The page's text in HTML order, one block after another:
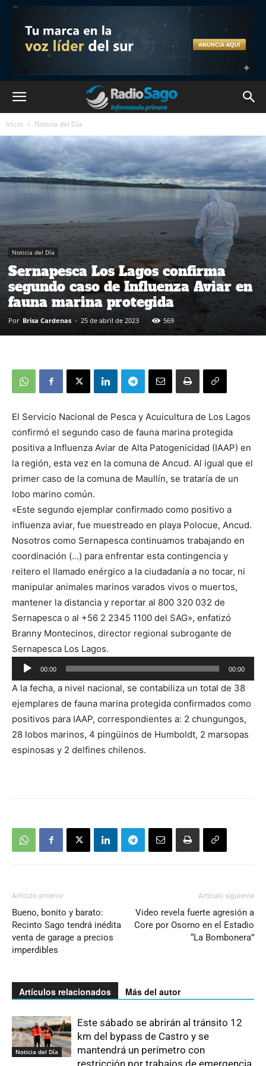
Inicio Noticia del Día
Noticia del Día
Sernapesca Los Lagos confirma
segundo caso de Influenza Aviar en
fauna marina protegida
Por Brisa Cardenas - 25 de abril de 2023 569
El Servicio Nacional de Pesca y Acuicultura de Los Lagos
confirmó el segundo caso de fauna marina protegida
positiva a Influenza Aviar de Alta Patogenicidad (IAAP) en
la región, esta vez en la comuna de Ancud. Al igual que el
primer caso de la comuna de Maullín, se trataría de un
lobo marino común.
«Este segundo ejemplar confirmado como positivo a
influenza aviar, fue muestreado en playa Polocue, Ancud.
Nosotros como Sernapesca continuamos trabajando en
coordinación (…) para enfrentar esta contingencia y
reitero el llamado enérgico a la ciudadanía a no tocar, ni
manipular animales marinos varados vivos o muertos,
mantener la distancia y reportar al 800 320 032 de
Sernapesca o al +56 2 2345 1100 del SAG», enfatizó
Branny Montecinos, director regional subrogante de
Sernapesca Los Lagos.
Reproductor
de
audio
00:00 00:00
A la fecha, a nivel nacional, se contabiliza un total de 38
ejemplares de fauna marina protegida confirmados como
positivos para IAAP, correspondientes a: 2 chungungos,
28 lobos marinos, 4 pingüinos de Humboldt, 2 marsopas
espinosas y 2 delfines chilenos.
Artículo anterior
Bueno, bonito y barato:
Recinto Sago tendrá inédita
venta de garage a precios
imperdibles
Artículo siguiente
Video revela fuerte agresión a
Core por Osorno en el Estadio
“La Bombonera”
Artículos relacionados Más del autor
Noticia del Día
Este sábado se abrirán al tránsito 12
km del bypass de Castro y se
mantendrá un perímetro con
restricción por trabajos de emergencia